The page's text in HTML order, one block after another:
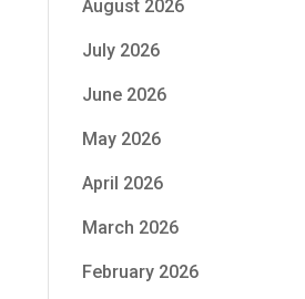
August 2026
July 2026
June 2026
May 2026
April 2026
March 2026
February 2026